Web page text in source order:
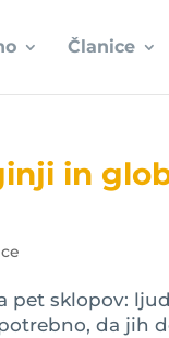
Članice
in
pet sklopov:
da jih